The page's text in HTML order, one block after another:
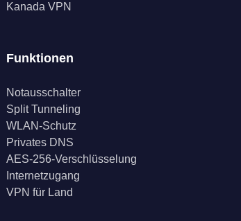
Kanada VPN
Funktionen
Notausschalter
Split Tunneling
WLAN-Schutz
Privates DNS
AES-256-Verschlüsselung
Internetzugang
VPN für Land